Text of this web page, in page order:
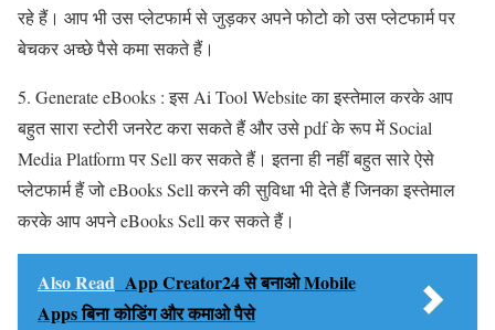
रहे हैं। आप भी उस प्लेटफार्म से जुड़कर अपने फोटो को उस प्लेटफार्म पर
बेचकर अच्छे पैसे कमा सकते हैं।
5. Generate eBooks : इस Ai Tool Website का इस्तेमाल करके आप
बहुत सारा स्टोरी जनरेट करा सकते हैं और उसे pdf के रूप में Social
Media Platform पर Sell कर सकते हैं। इतना ही नहीं बहुत सारे ऐसे
प्लेटफार्म हैं जो eBooks Sell करने की सुविधा भी देते हैं जिनका इस्तेमाल
करके आप अपने eBooks Sell कर सकते हैं।
Also Read App Creator24 से बनाओ Mobile
Apps बिना कोडिंग और कमाओ पैसे